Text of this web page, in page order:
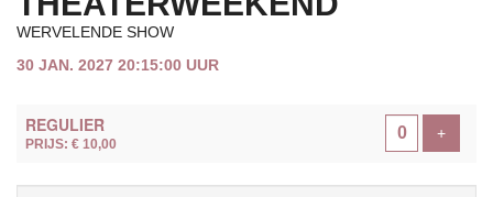
WERVELENDE SHOW
30 JAN. 2027 20:15:00 UUR
REGULIER
PRIJS: € 10,00
+Voeg